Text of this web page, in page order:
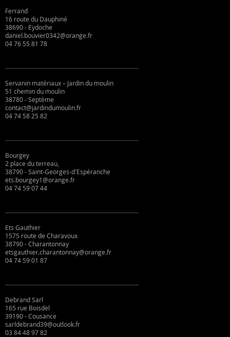
Ferrand
16 route du Dauphiné
38690 - Eydoche
daniel.bouvier0342@orange.fr
04 76 55 81 78
Servanin matériaux – Jardin du moulin
51 chemin du moulin
38780 - Septème
contact@jardindumoulin.fr
04 74 58 25 82
Bourgey
2 place du terreau,
38790 - Saint-Georges-d'Espéranche
ets.bourgey1@orange.fr
04 74 59 07 44
Ets Gauthier
1575 route de Charavoux
38790 - Charantonnay
etsgauthier.charantonnay@orange.fr
04 74 59 01 87
Debrand Sarl
165 rue Boisdel
39190 - Cousance
sarldebrand39@outlook.fr
03 84 48 97 82